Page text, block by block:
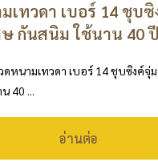
เทวดา เบอร์ 14 ชุบ
กันสนิม ใช้นาน 40 ปี
ดหนามเทวดา เบอร์ 14 ชุบซิงค์
40 ...
อ่านต่อ